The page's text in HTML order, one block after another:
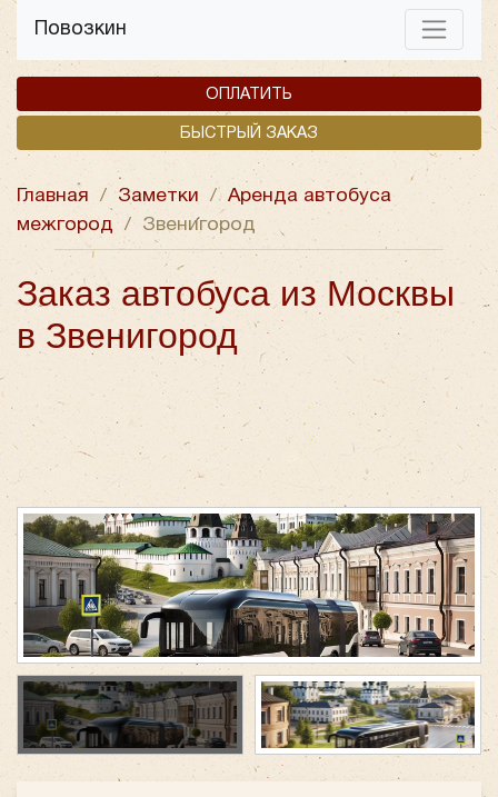
Повозкин
ОПЛАТИТЬ
БЫСТРЫЙ ЗАКАЗ
Главная / Заметки / Аренда автобуса
межгород
/ Звенигород
Заказ автобуса из Москвы
в Звенигород